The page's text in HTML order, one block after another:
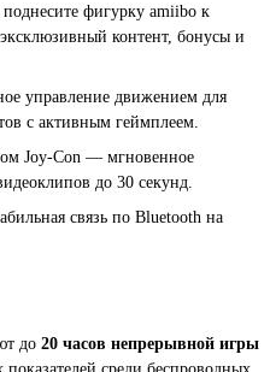
поднесите фигурку amiibo к
контент, бонусы и
управление движением для
с активным геймплеем.
Joy-Con — мгновенное
до 30 секунд.
связь по Bluetooth на
до 20 часов непрерывной игры